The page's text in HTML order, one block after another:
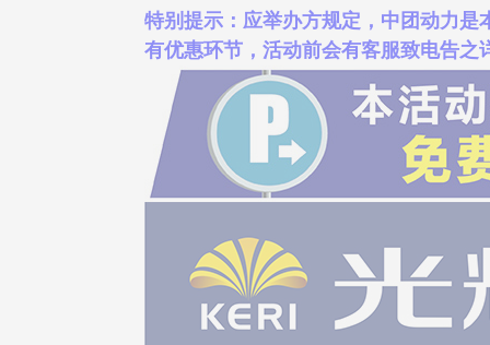
特别提示：应举办方规定，中团动力
有优惠环节，活动前会有客服致电告之